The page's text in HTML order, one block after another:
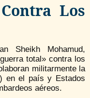
Los
Sheikh Mohamud,
total» contra los
militarmente la
en el país y Estados
aéreos.